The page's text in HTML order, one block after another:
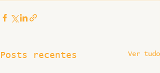
Posts recentes Ver tudo